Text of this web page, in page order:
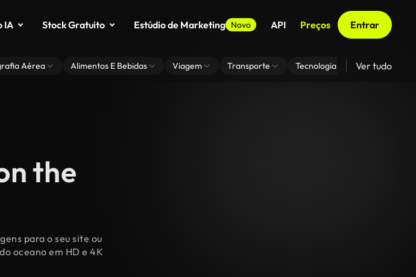
IA Stock Gratuito Estúdio de Marketing Novo API Preços Entrar
Aérea Alimentos E Bebidas Viagem Transporte Tecnologia Zoom De
Ver tudo
the
para o seu site ou
oceano em HD e 4K